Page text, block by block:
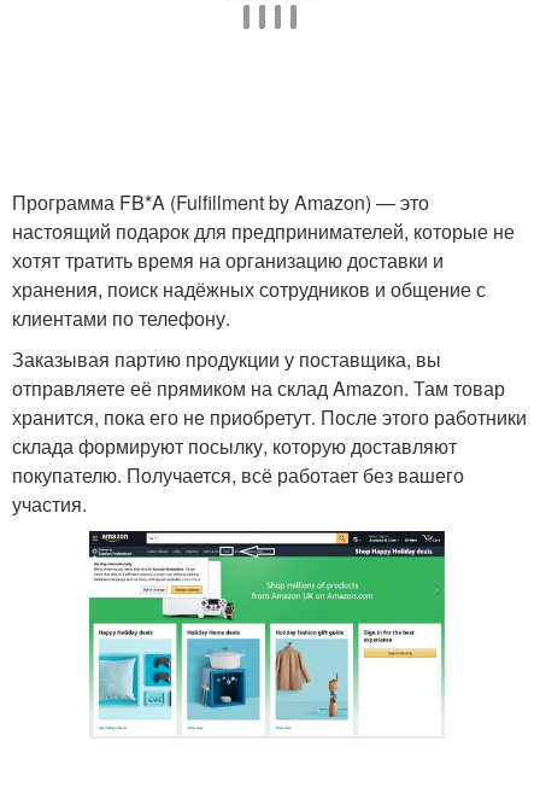
Программа FB*A (Fulfillment by Amazon) — это
настоящий подарок для предпринимателей, которые не
хотят тратить время на организацию доставки и
хранения, поиск надёжных сотрудников и общение с
клиентами по телефону.
Заказывая партию продукции у поставщика, вы
отправляете её прямиком на склад Amazon. Там товар
хранится, пока его не приобретут. После этого работники
склада формируют посылку, которую доставляют
покупателю. Получается, всё работает без вашего
участия.